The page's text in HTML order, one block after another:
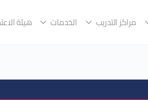
مراكز التدريب الخدمات هيئة